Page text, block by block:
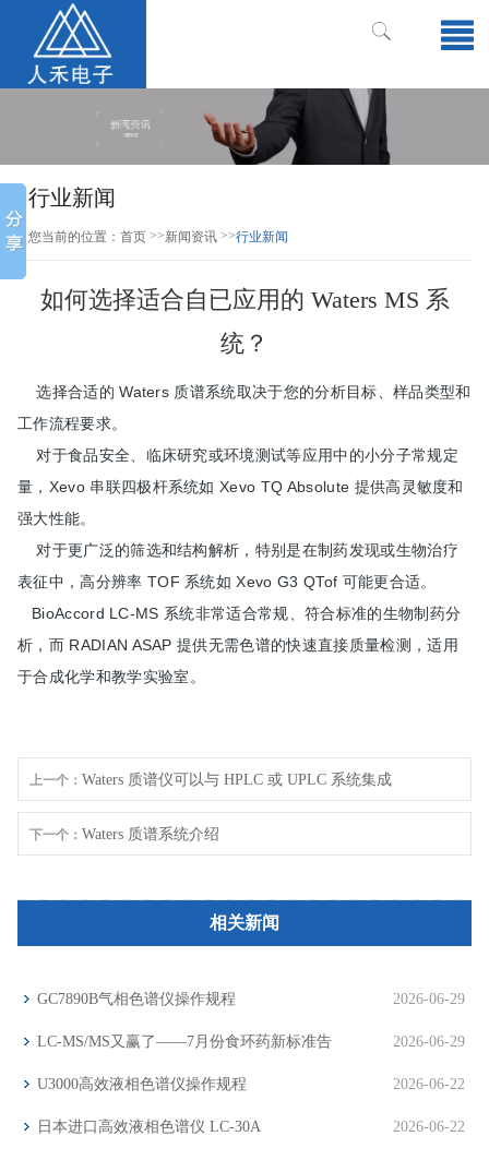
行业新闻
您当前的位置： 首页 >>新闻资讯 >>行业新闻
如何选择适合自已应用的 Waters MS 系
统？
选择合适的 Waters 质谱系统取决于您的分析目标、样品类型和
工作流程要求。
对于食品安全、临床研究或环境测试等应用中的小分子常规定
量，Xevo 串联四极杆系统如 Xevo TQ Absolute 提供高灵敏度和
强大性能。
对于更广泛的筛选和结构解析，特别是在制药发现或生物治疗
表征中，高分辨率 TOF 系统如 Xevo G3 QTof 可能更合适。
BioAccord LC-MS 系统非常适合常规、符合标准的生物制药分
析，而 RADIAN ASAP 提供无需色谱的快速直接质量检测，适用
于合成化学和教学实验室。
上一个： Waters 质谱仪可以与 HPLC 或 UPLC 系统集成
下一个： Waters 质谱系统介绍
相关新闻
GC7890B气相色谱仪操作规程 2026-06-29
LC-MS/MS又赢了——7月份食环药新标准告
诉你分析仪器市场下一步往哪走
2026-06-29
U3000高效液相色谱仪操作规程 2026-06-22
日本进口高效液相色谱仪 LC-30A 2026-06-22